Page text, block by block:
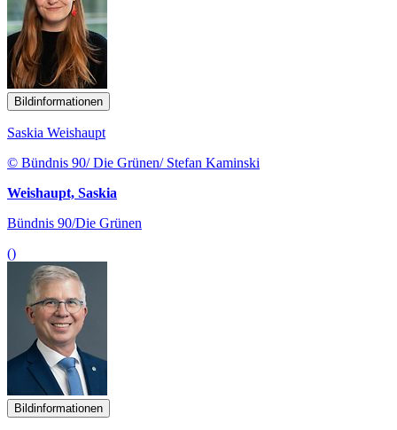
Bildinformationen
Saskia Weishaupt
© Bündnis 90/ Die Grünen/ Stefan Kaminski
Weishaupt, Saskia
Bündnis 90/Die Grünen
()
Bildinformationen